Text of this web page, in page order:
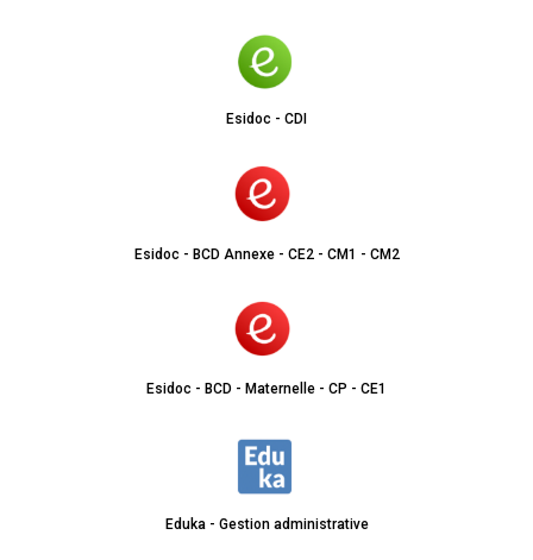
Esidoc - CDI
Esidoc - BCD Annexe - CE2 - CM1 - CM2
Esidoc - BCD - Maternelle - CP - CE1
Eduka - Gestion administrative